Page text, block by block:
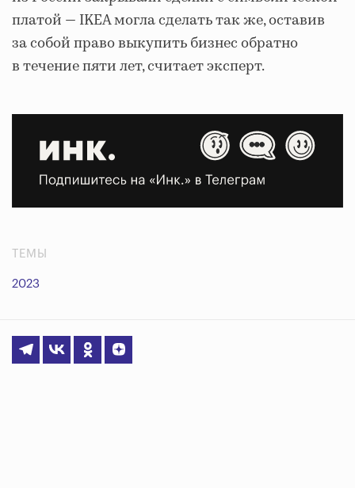
платой — IKEA могла сделать так же, оставив
за собой право выкупить бизнес обратно
в течение пяти лет, считает эксперт.
ТЕМЫ
2023